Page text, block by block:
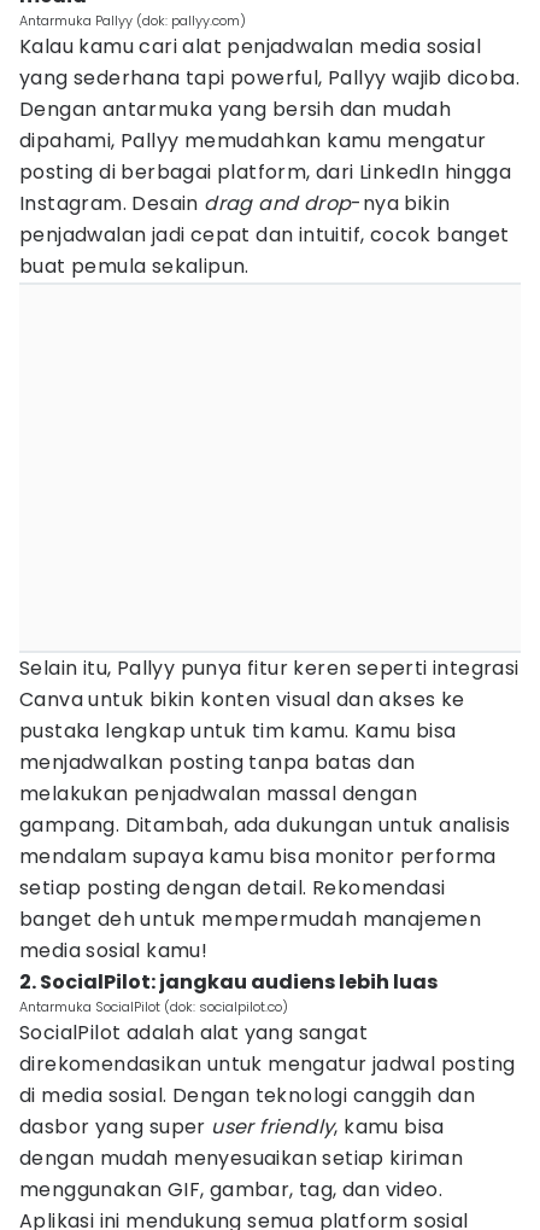
Antarmuka Pallyy (dok: pallyy.com)
Kalau kamu cari alat penjadwalan media sosial
yang sederhana tapi powerful, Pallyy wajib dicoba.
Dengan antarmuka yang bersih dan mudah
dipahami, Pallyy memudahkan kamu mengatur
posting di berbagai platform, dari LinkedIn hingga
Instagram. Desain drag and drop-nya bikin
penjadwalan jadi cepat dan intuitif, cocok banget
buat pemula sekalipun.
Selain itu, Pallyy punya fitur keren seperti integrasi
Canva untuk bikin konten visual dan akses ke
pustaka lengkap untuk tim kamu. Kamu bisa
menjadwalkan posting tanpa batas dan
melakukan penjadwalan massal dengan
gampang. Ditambah, ada dukungan untuk analisis
mendalam supaya kamu bisa monitor performa
setiap posting dengan detail. Rekomendasi
banget deh untuk mempermudah manajemen
media sosial kamu!
2. SocialPilot: jangkau audiens lebih luas
Antarmuka SocialPilot (dok: socialpilot.co)
SocialPilot adalah alat yang sangat
direkomendasikan untuk mengatur jadwal posting
di media sosial. Dengan teknologi canggih dan
dasbor yang super user friendly, kamu bisa
dengan mudah menyesuaikan setiap kiriman
menggunakan GIF, gambar, tag, dan video.
Aplikasi ini mendukung semua platform sosial